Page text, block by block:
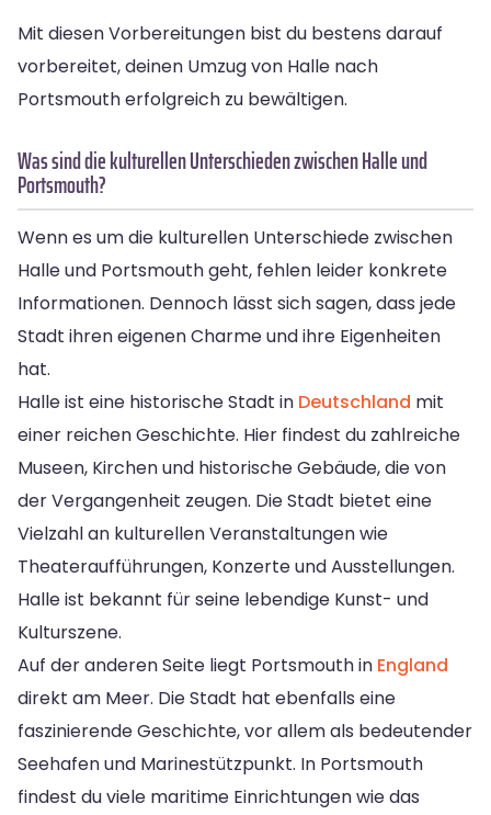
Mit diesen Vorbereitungen bist du bestens darauf
vorbereitet, deinen Umzug von Halle nach
Portsmouth erfolgreich zu bewältigen.
Was sind die kulturellen Unterschieden zwischen Halle und
Portsmouth?
Wenn es um die kulturellen Unterschiede zwischen
Halle und Portsmouth geht, fehlen leider konkrete
Informationen. Dennoch lässt sich sagen, dass jede
Stadt ihren eigenen Charme und ihre Eigenheiten
hat.
Halle ist eine historische Stadt in Deutschland mit
einer reichen Geschichte. Hier findest du zahlreiche
Museen, Kirchen und historische Gebäude, die von
der Vergangenheit zeugen. Die Stadt bietet eine
Vielzahl an kulturellen Veranstaltungen wie
Theateraufführungen, Konzerte und Ausstellungen.
Halle ist bekannt für seine lebendige Kunst- und
Kulturszene.
Auf der anderen Seite liegt Portsmouth in England
direkt am Meer. Die Stadt hat ebenfalls eine
faszinierende Geschichte, vor allem als bedeutender
Seehafen und Marinestützpunkt. In Portsmouth
findest du viele maritime Einrichtungen wie das